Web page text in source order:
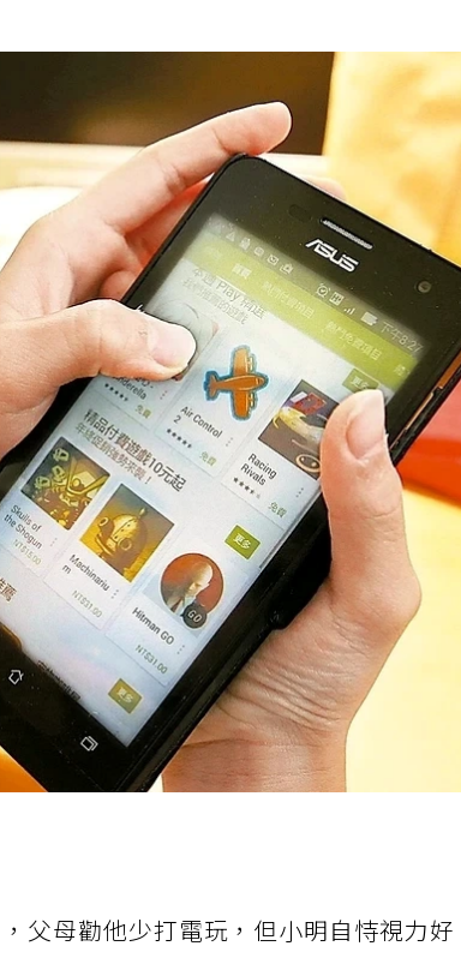
父母勸他少打電玩，但小明自恃視力好